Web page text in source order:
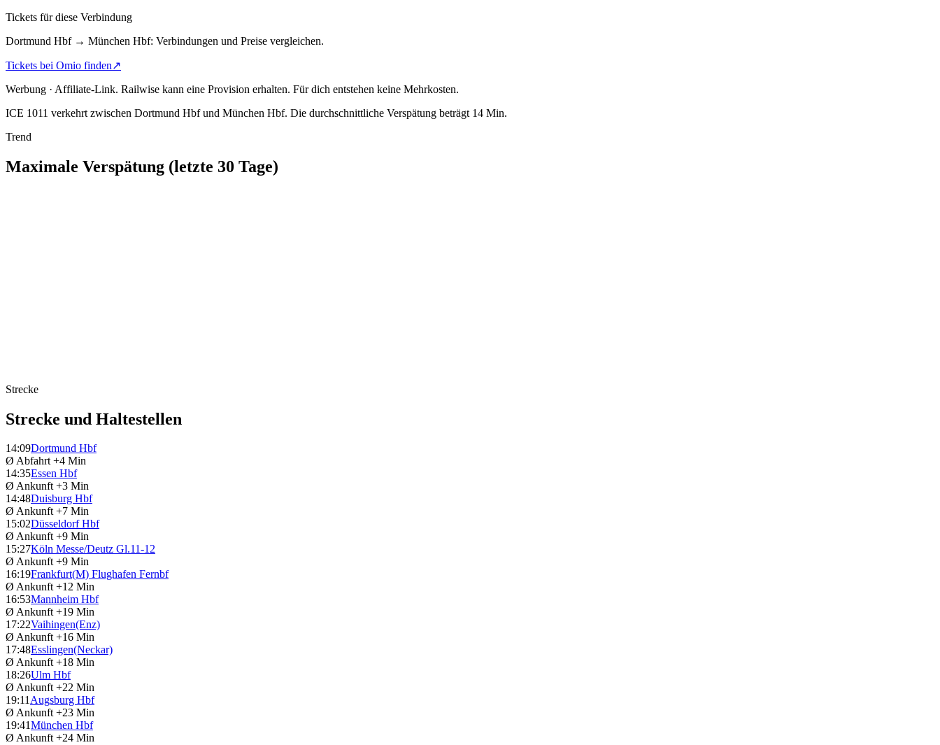
Tickets für diese Verbindung
Dortmund Hbf → München Hbf: Verbindungen und Preise vergleichen.
Tickets bei Omio finden↗
Werbung · Affiliate-Link. Railwise kann eine Provision erhalten. Für dich entstehen keine Mehrkosten.
ICE 1011 verkehrt zwischen Dortmund Hbf und München Hbf. Die durchschnittliche Verspätung beträgt 14 Min.
Trend
Maximale Verspätung (letzte 30 Tage)
Strecke
Strecke und Haltestellen
14:09Dortmund Hbf
Ø Abfahrt +4 Min
14:35Essen Hbf
Ø Ankunft +3 Min
14:48Duisburg Hbf
Ø Ankunft +7 Min
15:02Düsseldorf Hbf
Ø Ankunft +9 Min
15:27Köln Messe/Deutz Gl.11-12
Ø Ankunft +9 Min
16:19Frankfurt(M) Flughafen Fernbf
Ø Ankunft +12 Min
16:53Mannheim Hbf
Ø Ankunft +19 Min
17:22Vaihingen(Enz)
Ø Ankunft +16 Min
17:48Esslingen(Neckar)
Ø Ankunft +18 Min
18:26Ulm Hbf
Ø Ankunft +22 Min
19:11Augsburg Hbf
Ø Ankunft +23 Min
19:41München Hbf
Ø Ankunft +24 Min